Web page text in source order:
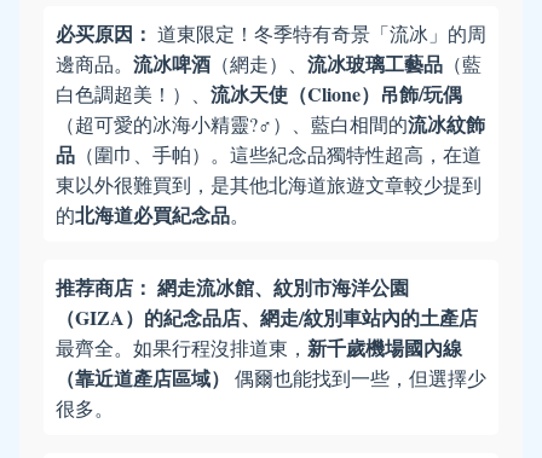
必买原因： 道東限定！冬季特有奇景「流冰」的周
邊商品。 流冰啤酒 （網走）、 流冰玻璃工藝品 （藍
白色調超美！）、 流冰天使（Clione）吊飾/玩偶
（超可愛的冰海小精靈?‍♂️）、藍白相間的流冰紋飾
品 （圍巾、手帕）。這些紀念品獨特性超高，在道
東以外很難買到，是其他北海道旅遊文章較少提到
的北海道必買紀念品。
推荐商店： 網走流冰館、紋別市海洋公園
（GIZA）的紀念品店、網走/紋別車站內的土產店
最齊全。如果行程沒排道東， 新千歲機場國內線
（靠近道產店區域）
偶爾也能找到一些，但選擇少
很多。